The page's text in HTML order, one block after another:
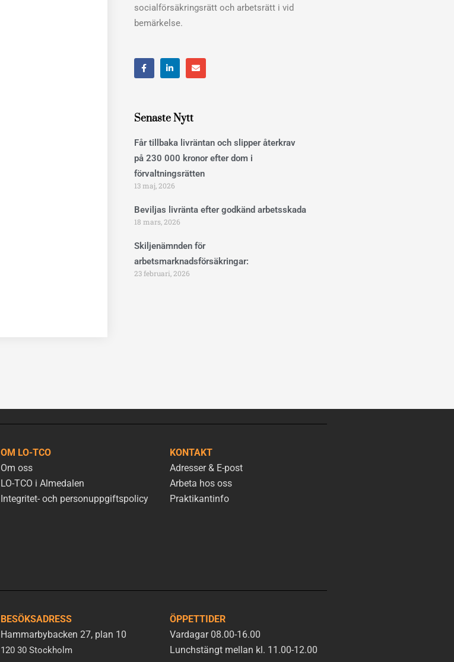
socialförsäkringsrätt och arbetsrätt i vid
bemärkelse.
F
a
c
k
L
i
n
n
E
n
v
Senaste Nytt
Får tillbaka livräntan och slipper återkrav
på 230 000 kronor efter dom i
förvaltningsrätten
13 maj, 2026
Beviljas livränta efter godkänd arbetsskada
18 mars, 2026
Skiljenämnden för
arbetsmarknadsförsäkringar:
23 februari, 2026
OM LO-TCO
Om oss
LO-TCO i Almedalen
Integritet- och personuppgiftspolicy
KONTAKT
Adresser & E-post
Arbeta hos oss
Praktikantinfo
BESÖKSADRESS
Hammarbybacken 27, plan 10
120 30 Stockholm
ÖPPETTIDER
Vardagar 08.00-16.00
Lunchstängt mellan kl. 11.00-12.00